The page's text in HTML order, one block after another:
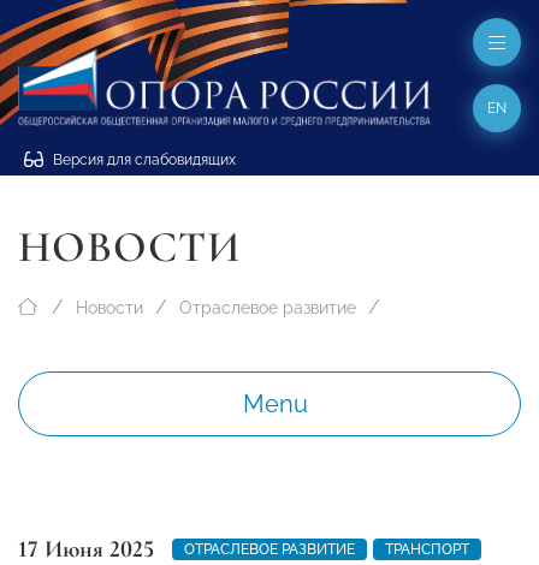
Версия для слабовидящих
EN
НОВОСТИ
Новости Отраслевое развитие
Menu
17 Июня 2025 ОТРАСЛЕВОЕ РАЗВИТИЕ ТРАНСПОРТ